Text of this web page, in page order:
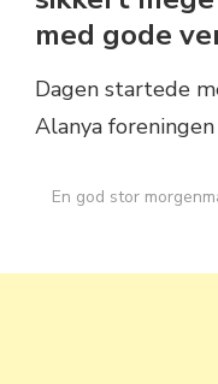
med gode
Dagen startede
Alanya foreningen
En god stor